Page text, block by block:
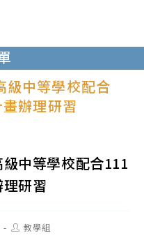
級中等學校配合
辦理研習
中等學校配合111
研習
Post教學組